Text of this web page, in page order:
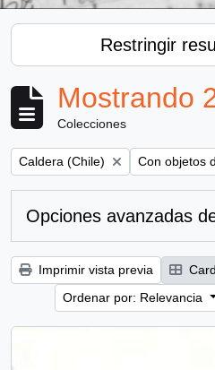
Restringir
Mostrando
Colecciones
Remove filter:
Caldera (Chile) Remove filter:
Con objetos
Opciones avanzadas
Imprimir vista previa
Ordenar por: Relevancia